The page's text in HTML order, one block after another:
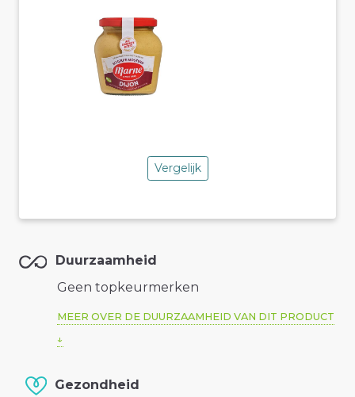
Vergelijk
Duurzaamheid
Geen topkeurmerken
MEER OVER DE DUURZAAMHEID VAN DIT PRODUCT
Gezondheid